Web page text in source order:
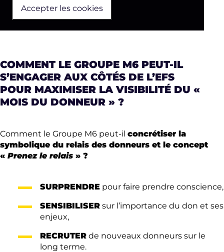
Accepter les cookies
COMMENT LE GROUPE M6 PEUT-IL
S’ENGAGER AUX CÔTÉS DE L’EFS
POUR MAXIMISER LA VISIBILITÉ DU «
MOIS DU DONNEUR » ?
Comment le Groupe M6 peut-il concrétiser la
symbolique du relais des donneurs et le concept
« Prenez le relais » ?
SURPRENDRE pour faire prendre conscience,
SENSIBILISER sur l’importance du don et ses
enjeux,
RECRUTER de nouveaux donneurs sur le
long terme.